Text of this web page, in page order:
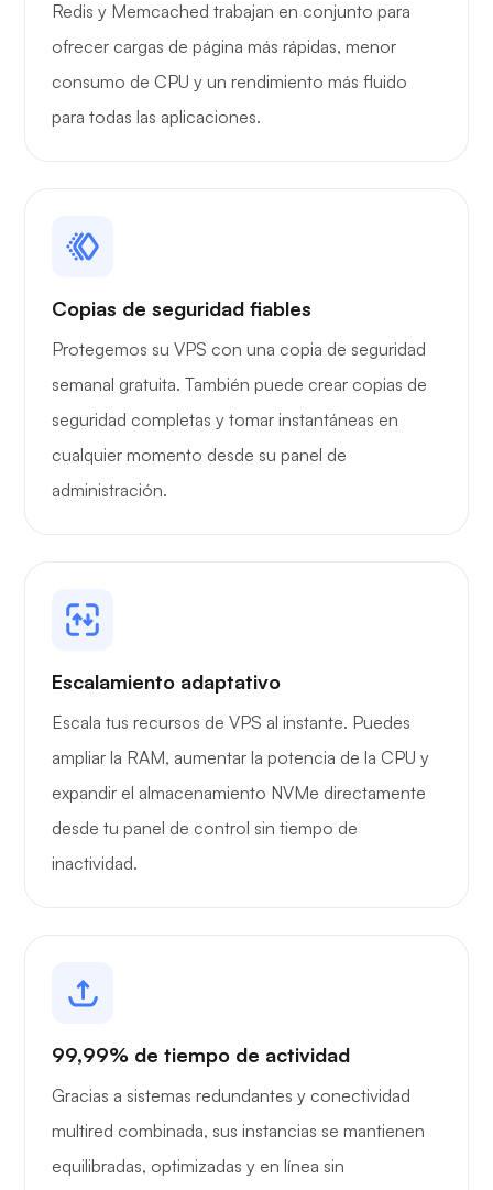
Portainer
Redis y Memcached trabajan en conjunto para
ofrecer cargas de página más rápidas, menor
consumo de CPU y un rendimiento más fluido
para todas las aplicaciones.
Copias de seguridad fiables
Protegemos su VPS con una copia de seguridad
semanal gratuita. También puede crear copias de
seguridad completas y tomar instantáneas en
cualquier momento desde su panel de
administración.
Escalamiento adaptativo
Escala tus recursos de VPS al instante. Puedes
ampliar la RAM, aumentar la potencia de la CPU y
expandir el almacenamiento NVMe directamente
desde tu panel de control sin tiempo de
inactividad.
99,99% de tiempo de actividad
Gracias a sistemas redundantes y conectividad
multired combinada, sus instancias se mantienen
equilibradas, optimizadas y en línea sin